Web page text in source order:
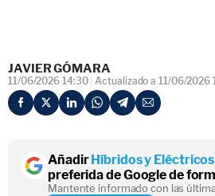
JAVIER GÓMARA
11/06/2026 14:30 Actualizado a 11/06/2026
AñadirHíbridos y Eléctricos
preferida de Google de
Mantente informado con las